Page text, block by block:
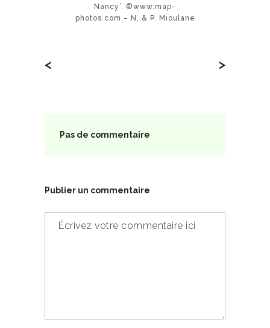
Nancy’. ©www.map-
photos.com – N. & P. Mioulane
< >
Pas de commentaire
Publier un commentaire